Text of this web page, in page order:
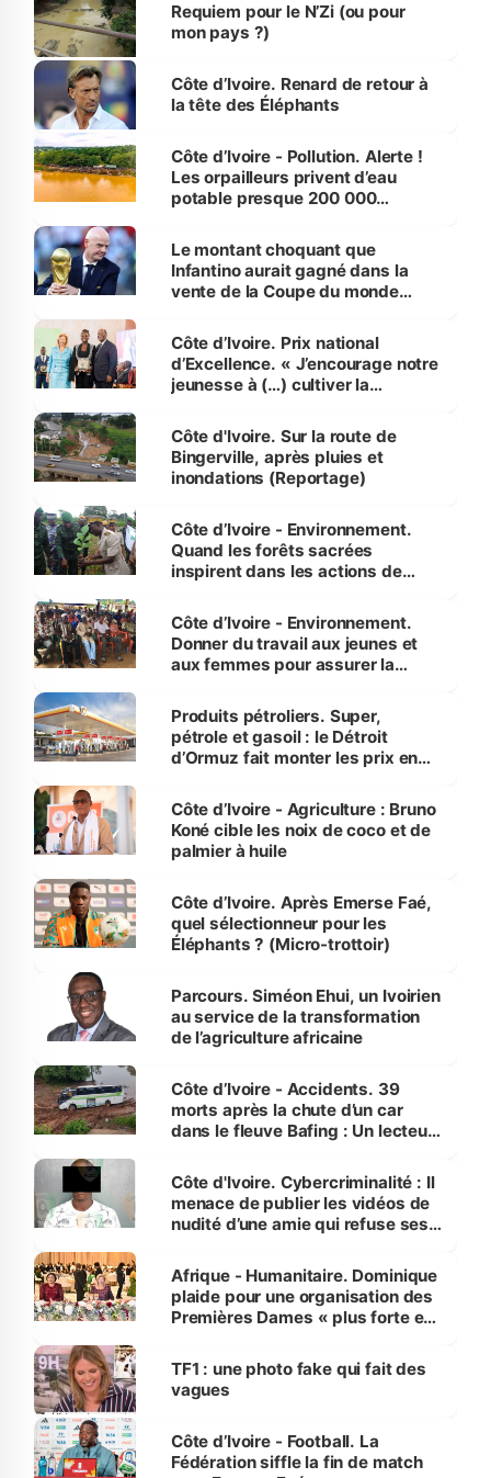
Requiem pour le N’Zi (ou pour
mon pays ?)
Côte d’Ivoire. Renard de retour à
la tête des Éléphants
Côte d’Ivoire - Pollution. Alerte !
Les orpailleurs privent d’eau
potable presque 200 000
Le montant choquant que
Infantino aurait gagné dans la
vente de la Coupe du monde
Côte d’Ivoire. Prix national
d’Excellence. « J’encourage notre
jeunesse à (…) cultiver la
(Alassane Ouattara
Côte d'Ivoire. Sur la route de
Bingerville, après pluies et
inondations (Reportage)
Côte d’Ivoire - Environnement.
Quand les forêts sacrées
inspirent dans les actions de
Côte d’Ivoire - Environnement.
Donner du travail aux jeunes et
aux femmes pour assurer la
menacées
Produits pétroliers. Super,
pétrole et gasoil : le Détroit
d’Ormuz fait monter les prix en
Côte d’Ivoire - Agriculture : Bruno
Koné cible les noix de coco et de
palmier à huile
Côte d’Ivoire. Après Emerse Faé,
quel sélectionneur pour les
Éléphants ? (Micro-trottoir)
Parcours. Siméon Ehui, un Ivoirien
au service de la transformation
de l’agriculture africaine
Côte d’Ivoire - Accidents. 39
morts après la chute d’un car
dans le fleuve Bafing : Un lecteur
des Transports
Côte d'Ivoire. Cybercriminalité : Il
menace de publier les vidéos de
nudité d’une amie qui refuse ses
Afrique - Humanitaire. Dominique
plaide pour une organisation des
Premières Dames « plus forte et
sur la scène internationale »
TF1 : une photo fake qui fait des
vagues
Côte d’Ivoire - Football. La
Fédération siffle la fin de match